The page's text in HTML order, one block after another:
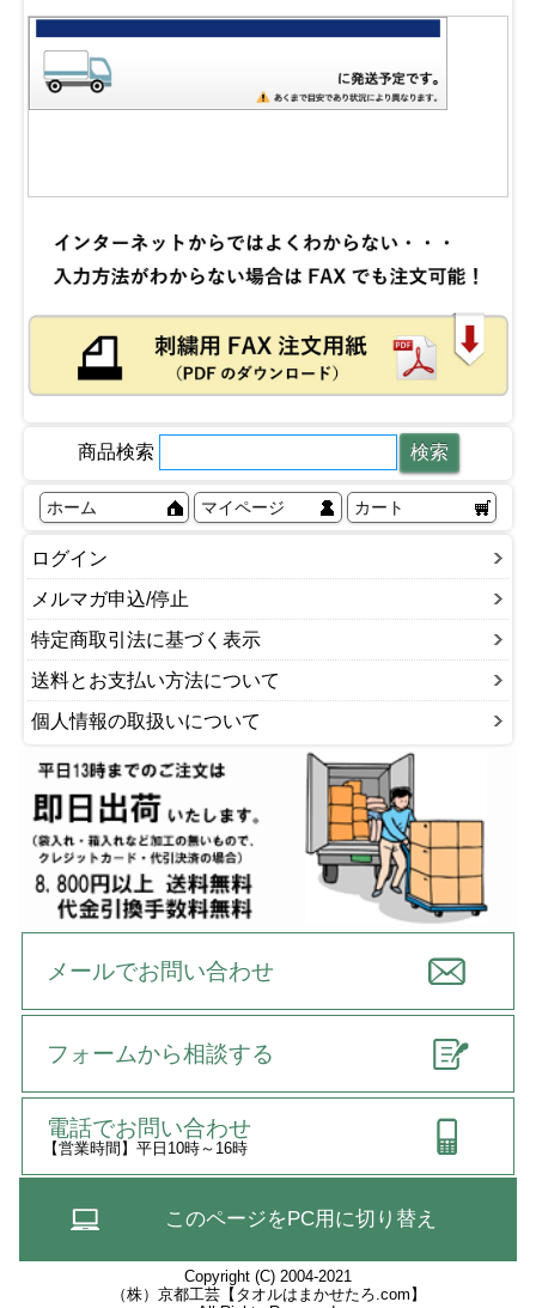
商品検索
ホーム マイページ カート
ログイン
メルマガ申込/停止
特定商取引法に基づく表示
送料とお支払い方法について
個人情報の取扱いについて
メールでお問い合わせ
フォームから相談する
電話でお問い合わせ
【営業時間】平日10時～16時
このページをPC用に切り替え
Copyright (C) 2004-2021
（株）京都工芸【タオルはまかせたろ.com】